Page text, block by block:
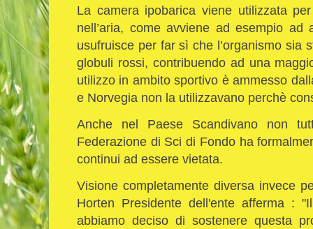
La camera ipobarica viene utilizzata
nell’aria, come avviene ad esempio
usufruisce per far sì che l’organismo sia
globuli rossi, contribuendo ad una
utilizzo in ambito sportivo è ammesso
e Norvegia non la utilizzavano perchè
Anche nel Paese Scandivano non
Federazione di Sci di Fondo ha
continui ad essere vietata.
Visione completamente diversa invece
Horten Presidente dell'ente afferma :
abbiamo deciso di sostenere questa